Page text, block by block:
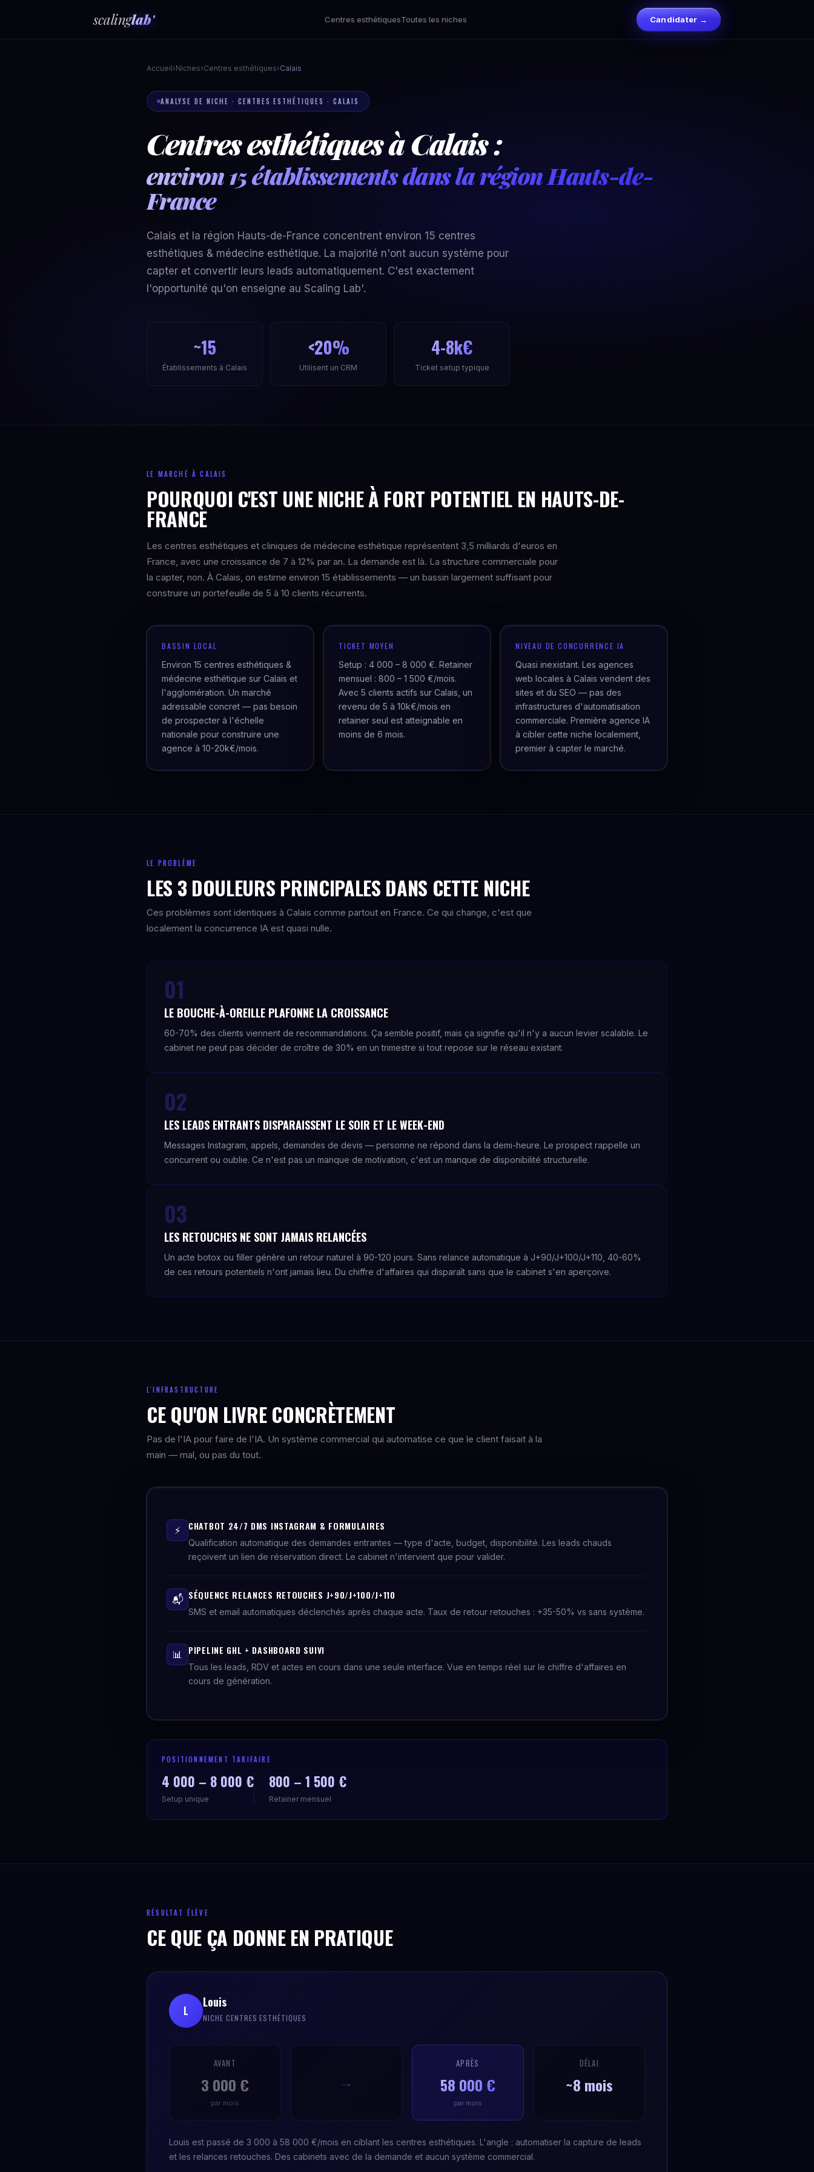
scalinglab' Centres esthétiquesToutes les niches Candidater →
Accueil›Niches›Centres esthétiques›Calais
ANALYSE DE NICHE · CENTRES ESTHÉTIQUES · CALAIS
Centres esthétiques à Calais :
environ 15 établissements dans la région Hauts-de-
France
Calais et la région Hauts-de-France concentrent environ 15 centres
esthétiques & médecine esthétique. La majorité n'ont aucun système pour
capter et convertir leurs leads automatiquement. C'est exactement
l'opportunité qu'on enseigne au Scaling Lab'.
~15
Établissements à Calais
<20%
Utilisent un CRM
4-8k€
Ticket setup typique
LE MARCHÉ À CALAIS
POURQUOI C'EST UNE NICHE À FORT POTENTIEL EN HAUTS-DE-
FRANCE
Les centres esthétiques et cliniques de médecine esthétique représentent 3,5 milliards d'euros en
France, avec une croissance de 7 à 12% par an. La demande est là. La structure commerciale pour
la capter, non. À Calais, on estime environ 15 établissements — un bassin largement suffisant pour
construire un portefeuille de 5 à 10 clients récurrents.
BASSIN LOCAL
Environ 15 centres esthétiques &
médecine esthétique sur Calais et
l'agglomération. Un marché
adressable concret — pas besoin
de prospecter à l'échelle
nationale pour construire une
agence à 10-20k€/mois.
TICKET MOYEN
Setup : 4 000 – 8 000 €. Retainer
mensuel : 800 – 1 500 €/mois.
Avec 5 clients actifs sur Calais, un
revenu de 5 à 10k€/mois en
retainer seul est atteignable en
moins de 6 mois.
NIVEAU DE CONCURRENCE IA
Quasi inexistant. Les agences
web locales à Calais vendent des
sites et du SEO — pas des
infrastructures d'automatisation
commerciale. Première agence IA
à cibler cette niche localement,
premier à capter le marché.
LE PROBLÈME
LES 3 DOULEURS PRINCIPALES DANS CETTE NICHE
Ces problèmes sont identiques à Calais comme partout en France. Ce qui change, c'est que
localement la concurrence IA est quasi nulle.
01
LE BOUCHE-À-OREILLE PLAFONNE LA CROISSANCE
60-70% des clients viennent de recommandations. Ça semble positif, mais ça signifie qu'il n'y a aucun levier scalable. Le
cabinet ne peut pas décider de croître de 30% en un trimestre si tout repose sur le réseau existant.
02
LES LEADS ENTRANTS DISPARAISSENT LE SOIR ET LE WEEK-END
Messages Instagram, appels, demandes de devis — personne ne répond dans la demi-heure. Le prospect rappelle un
concurrent ou oublie. Ce n'est pas un manque de motivation, c'est un manque de disponibilité structurelle.
03
LES RETOUCHES NE SONT JAMAIS RELANCÉES
Un acte botox ou filler génère un retour naturel à 90-120 jours. Sans relance automatique à J+90/J+100/J+110, 40-60%
de ces retours potentiels n'ont jamais lieu. Du chiffre d'affaires qui disparaît sans que le cabinet s'en aperçoive.
L'INFRASTRUCTURE
CE QU'ON LIVRE CONCRÈTEMENT
Pas de l'IA pour faire de l'IA. Un système commercial qui automatise ce que le client faisait à la
main — mal, ou pas du tout.
⚡ CHATBOT 24/7 DMS INSTAGRAM & FORMULAIRES
Qualification automatique des demandes entrantes — type d'acte, budget, disponibilité. Les leads chauds
reçoivent un lien de réservation direct. Le cabinet n'intervient que pour valider.
📬 SÉQUENCE RELANCES RETOUCHES J+90/J+100/J+110
SMS et email automatiques déclenchés après chaque acte. Taux de retour retouches : +35-50% vs sans système.
📊 PIPELINE GHL + DASHBOARD SUIVI
Tous les leads, RDV et actes en cours dans une seule interface. Vue en temps réel sur le chiffre d'affaires en
cours de génération.
POSITIONNEMENT TARIFAIRE
4 000 – 8 000 €
Setup unique
800 – 1 500 €
Retainer mensuel
RÉSULTAT ÉLÈVE
CE QUE ÇA DONNE EN PRATIQUE
L
Louis
NICHE CENTRES ESTHÉTIQUES
AVANT
3 000 €
par mois
→
APRÈS
58 000 €
par mois
DÉLAI
~8 mois
Louis est passé de 3 000 à 58 000 €/mois en ciblant les centres esthétiques. L'angle : automatiser la capture de leads
et les relances retouches. Des cabinets avec de la demande et aucun système commercial.